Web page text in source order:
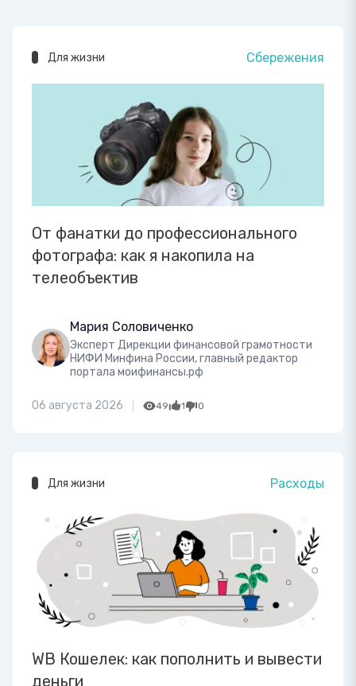
Для жизни Сбережения
От фанатки до профессионального
фотографа: как я накопила на
телеобъектив
Мария Соловиченко
Эксперт Дирекции финансовой грамотности
НИФИ Минфина России, главный редактор
портала моифинансы.рф
06 августа 2026 49 1 0
Для жизни Расходы
WB Кошелек: как пополнить и вывести
деньги